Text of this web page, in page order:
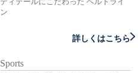
ン
詳しくはこちら
Sports